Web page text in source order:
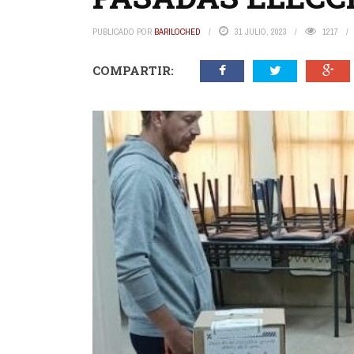
PUBLICADO POR BARILOCHED 31 JULIO, 2023 1217
COMPARTIR: